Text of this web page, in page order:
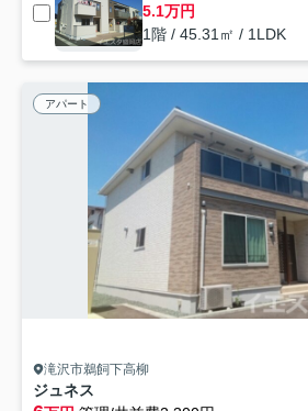
5.1万円
1階 / 45.31㎡ / 1LDK
アパート
滝沢市鵜飼下高柳
ジュネス